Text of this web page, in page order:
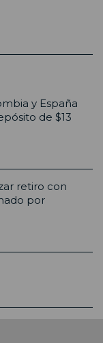
y España
de $13
retiro con
por